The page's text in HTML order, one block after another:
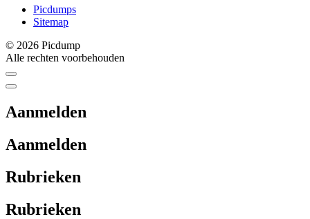
Picdumps
Sitemap
© 2026 Picdump
Alle rechten voorbehouden
Aanmelden
Aanmelden
Rubrieken
Rubrieken